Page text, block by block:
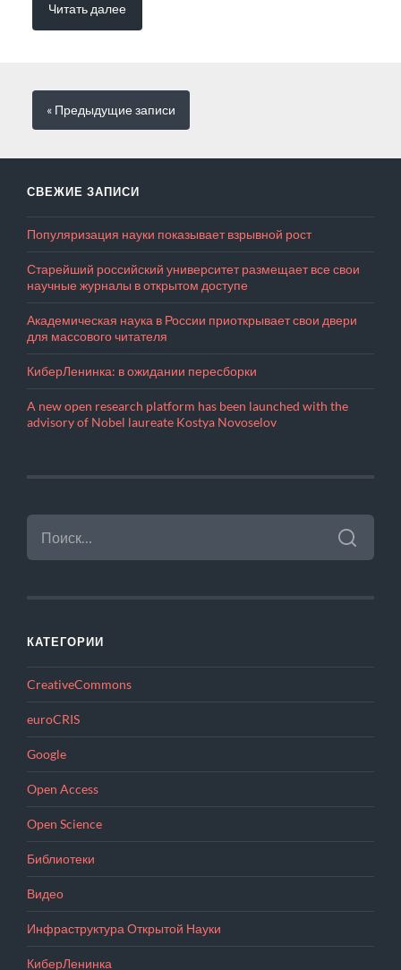
Читать далее
« Предыдущиезаписи
СВЕЖИЕ ЗАПИСИ
Популяризация науки показывает взрывной рост
Старейший российский университет размещает все свои
научные журналы в открытом доступе
Академическая наука в России приоткрывает свои двери
для массового читателя
КиберЛенинка: в ожидании пересборки
A new open research platform has been launched with the
advisory of Nobel laureate Kostya Novoselov
НАЙТИ:
КАТЕГОРИИ
CreativeCommons
euroCRIS
Google
Open Access
Open Science
Библиотеки
Видео
Инфраструктура Открытой Науки
КиберЛенинка